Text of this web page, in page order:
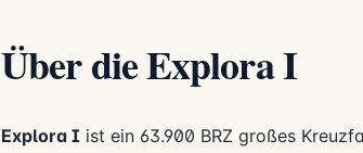
Über die Explora I
Explora I ist ein 63.900 BRZ großes